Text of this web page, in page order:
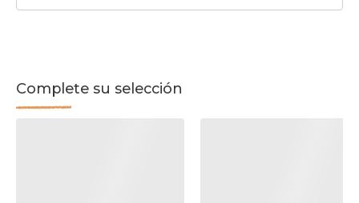
Complete su selección